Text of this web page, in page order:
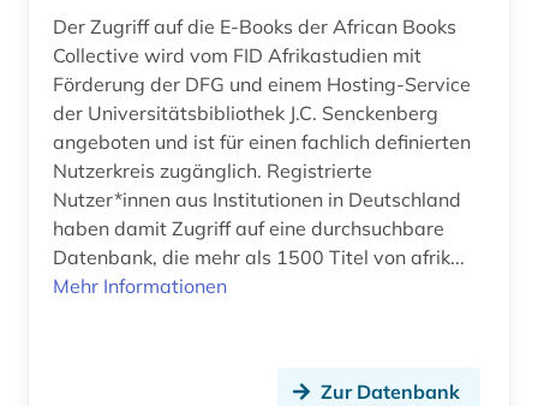
europäische union (17)
europäischer wirtschafts- und
sozialausschuss (1)
europäisches schrifttum (1)
evaluation (1)
extremismus (3)
Der Zugriff auf die E-Books der African Books
Collective wird vom FID Afrikastudien mit
Förderung der DFG und einem Hosting-Service
der Universitätsbibliothek J.C. Senckenberg
angeboten und ist für einen fachlich definierten
Nutzerkreis zugänglich. Registrierte
Nutzer*innen aus Institutionen in Deutschland
haben damit Zugriff auf eine durchsuchbare
Datenbank, die mehr als 1500 Titel von afrik...
Mehr Informationen
Zur Datenbank